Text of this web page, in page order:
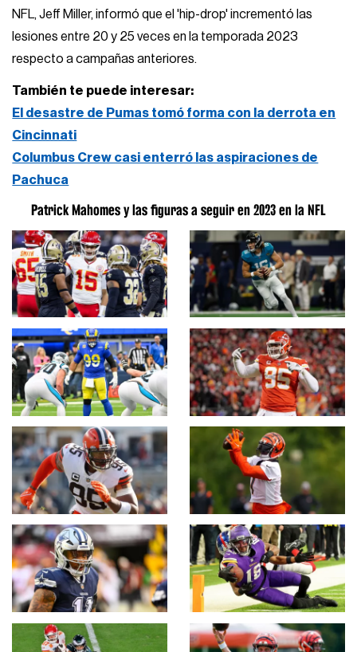
NFL, Jeff Miller, informó que el 'hip-drop' incrementó las
lesiones entre 20 y 25 veces en la temporada 2023
respecto a campañas anteriores.
También te puede interesar:
El desastre de Pumas tomó forma con la derrota en
Cincinnati
Columbus Crew casi enterró las aspiraciones de
Pachuca
Patrick Mahomes y las figuras a seguir en 2023 en la NFL